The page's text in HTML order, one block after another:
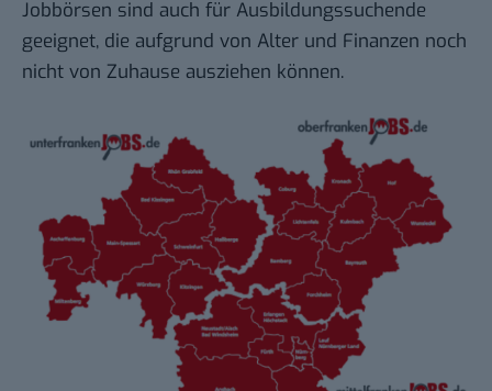
Jobbörsen sind auch für Ausbildungssuchende
geeignet, die aufgrund von Alter und Finanzen noch
nicht von Zuhause ausziehen können.